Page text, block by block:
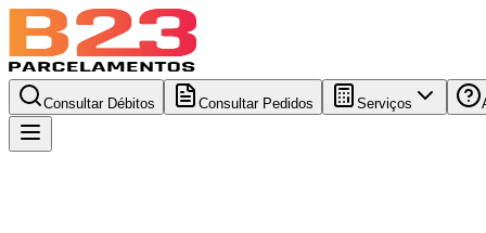
Consultar Débitos Consultar Pedidos Serviços